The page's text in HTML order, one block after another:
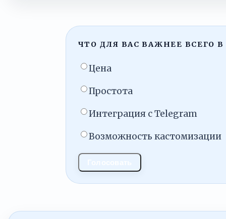
ЧТО ДЛЯ ВАС ВАЖНЕЕ ВСЕГО В
Цена
Простота
Интеграция с Telegram
Возможность кастомизации